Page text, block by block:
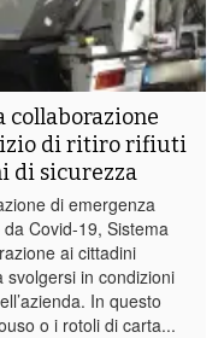
collaborazione
di ritiro rifiuti
di sicurezza
di emergenza
Covid-19, Sistema
ai cittadini
svolgersi in condizioni
In questo
o i rotoli di carta...